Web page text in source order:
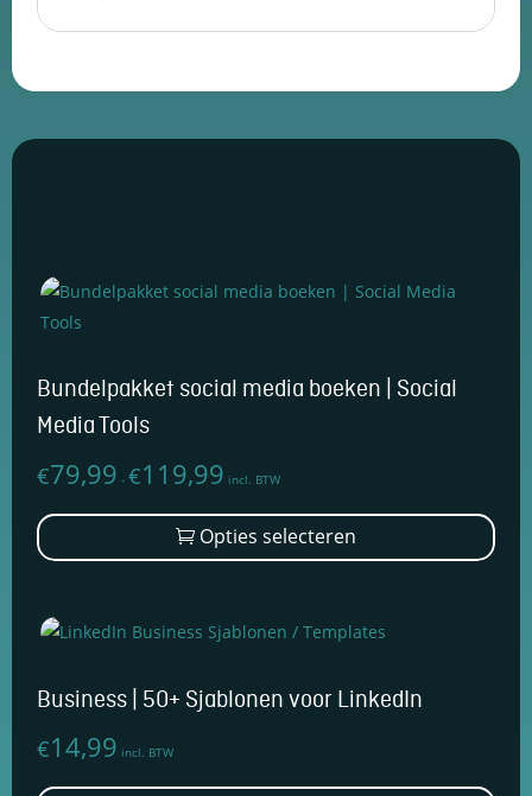
Bundelpakket social media boeken | Social
Media Tools
€79,99 - €119,99
tot
€119,99
incl. BTW
Opties selecteren
Business | 50+ Sjablonen voor LinkedIn
€14,99 incl. BTW